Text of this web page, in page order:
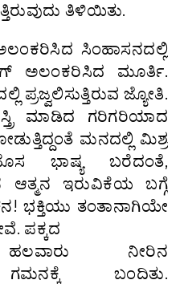
ತಿಳಿಯಿತು.
ಸಿಂಹಾಸನದಲ್ಲಿ
ಅಲಂಕರಿಸಿದ ಮೂರ್ತಿ.
ಪ್ರಜ್ವಲಿಸುತ್ತಿರುವ ಜ್ಯೋತಿ.
ಮಾಡಿದ ಗರಿಗರಿಯಾದ
ಮನದಲ್ಲಿ ಮಿಶ್ರ
ಭಾಷ್ಯ ಬರೆದಂತೆ,
ಇರುವಿಕೆಯ ಬಗ್ಗೆ
ತಂತಾನಾಗಿಯೇ
ಪಕ್ಕದ
ನೀರಿನ
ಗಮನಕ್ಕೆ ಬಂದಿತು.